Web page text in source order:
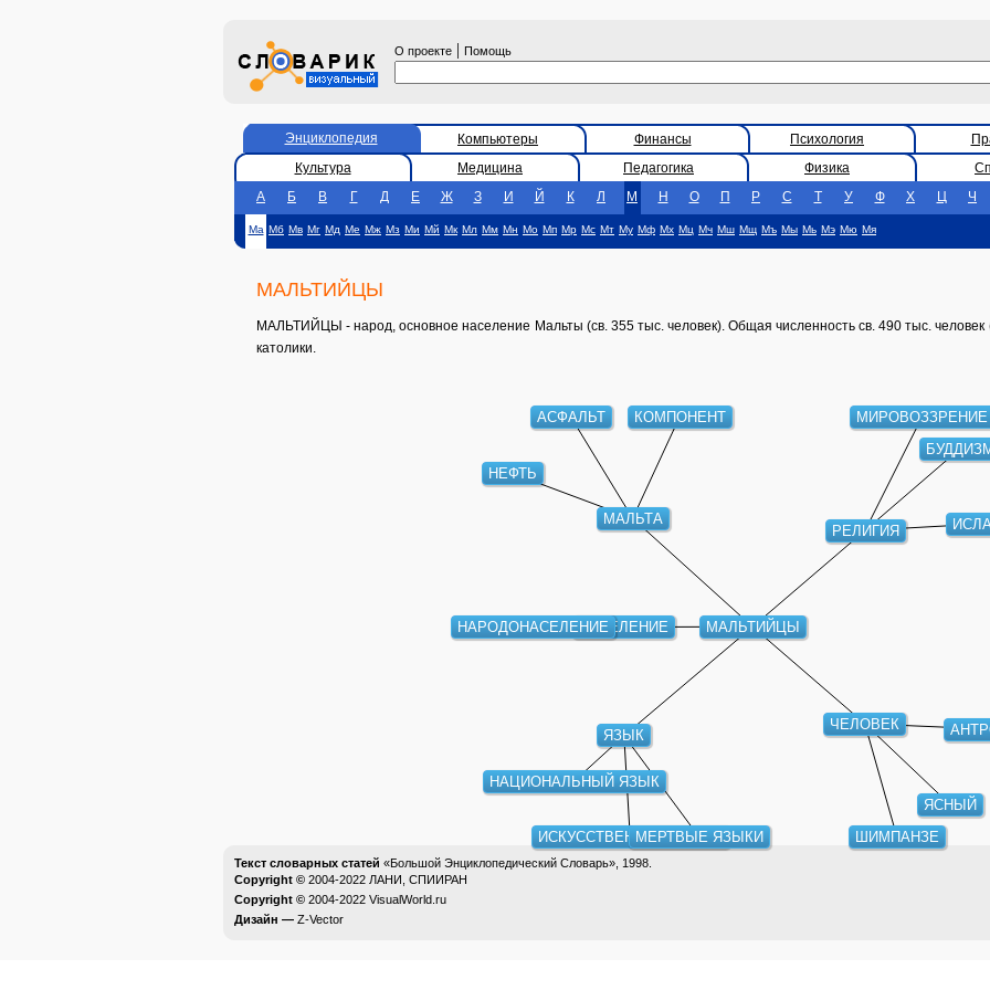
О проекте | Помощь
Энциклопедия Компьютеры Финансы Психология
Культура
Медицина Педагогика Физика
А
Б В Г Д Е Ж З И Й К Л М Н О П Р С Т У Ф Х Ц Ч
Ма Мб Мв Мг Мд Ме Мж Мз Ми Мй Мк Мл Мм Мн Мо Мп Мр Мс Мт Му Мф Мх Мц Мч Мш Мщ Мъ Мы Мь Мэ Мю Мя
МАЛЬТИЙЦЫ
МАЛЬТИЙЦЫ - народ, основное население Мальты (св. 355 тыс. человек). Общая численность св. 490 тыс. человек
католики.
МАЛЬТИЙЦЫ
МАЛЬТА
РЕЛИГИЯ
НАСЕЛЕНИЕ
ЯЗЫК
ЧЕЛОВЕК
АСФАЛЬТ КОМПОНЕНТ
НЕФТЬ
МИРОВОЗЗРЕНИЕ
НАРОДОНАСЕЛЕНИЕ
ИСКУССТВЕННЫЕ ЯЗЫКИ
НАЦИОНАЛЬНЫЙ ЯЗЫК
МЕРТВЫЕ ЯЗЫКИ ШИМПАНЗЕ
ЯСНЫЙ
Текст словарных статей «Большой Энциклопедический Словарь», 1998.
Copyright © 2004-2022 ЛАНИ, СПИИРАН
Copyright © 2004-2022 VisualWorld.ru
Дизайн — Z-Vector